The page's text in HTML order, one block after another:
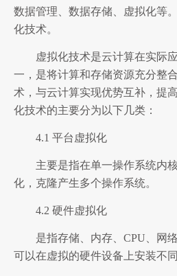
数据管理、数据存储、虚拟化等
化技术。
虚拟化技术是云计算在实际
一，是将计算和存储资源充分整
术，与云计算实现优势互补，提
化技术的主要分为以下几类：
4.1 平台虚拟化
主要是指在单一操作系统内
化，克隆产生多个操作系统。
4.2 硬件虚拟化
是指存储、内存、CPU、网
可以在虚拟的硬件设备上安装不